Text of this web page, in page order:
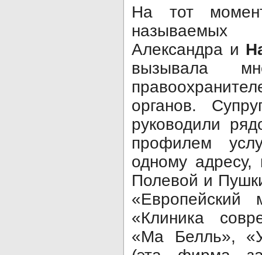
На тот
называемых
Александра и
вызывала
органов.
руководили
профилем
одному адресу,
Полевой и
«Европейский
«Клиника
«Ма Белль»,